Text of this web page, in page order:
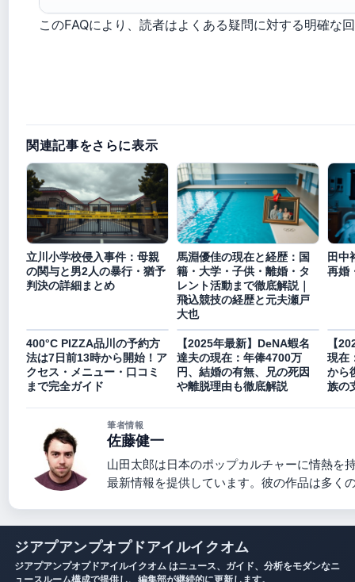
このFAQにより、読者はよくある疑問に対する明確な
関連記事をさらに表示
立川小学校侵入事件：母親
の関与と男2人の暴行・猶予
判決の詳細まとめ
馬淵優佳の現在と経歴：国
籍・大学・子供・離婚・タ
レント活動まで徹底解説｜
飛込競技の経歴と元夫瀬戸
大也
田中
再婚
400°C PIZZA品川の予約方
法は7日前13時から開始！ア
クセス・メニュー・口コミ
まで完全ガイド
【2025年最新】DeNA蝦名
達夫の現在：年俸4700万
円、結婚の有無、兄の死因
や離脱理由も徹底解説
【
現在
から
族の
筆者情報
佐藤健一
山田太郎は日本のポップカルチャーに情熱を
最新情報を提供しています。彼の作品は多く
ジアプアンプオプドアイルイクオム
ジアプアンプオプドアイルイクオム はニュース、ガイド、分析をモダンなニ